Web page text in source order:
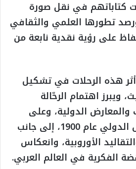
في نقل صورة
تطورها العلمي والثقافي
على رؤية نقدية نابعة من
هذه الرحلات في تشكيل
ويبرز اهتمام الرحّالة
والمعارض الدولية، وعلى
رأسها معرض باريس الدولي عام 1900، إلى جانب
الأوروبية، وانعكاس
الفكرية في العالم العربي.